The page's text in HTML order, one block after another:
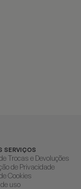
SERVIÇOS
Trocas e Devoluções
de Privacidade
Cookies
uso